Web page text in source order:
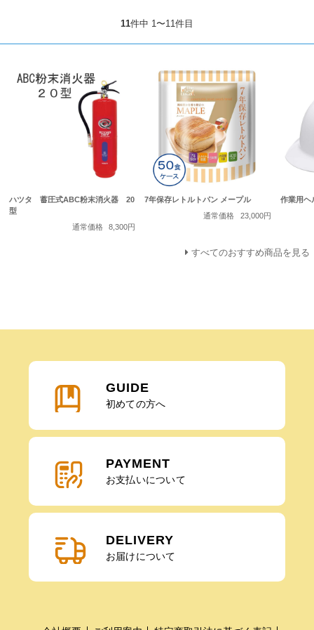
11件中 1〜11件目
ハツタ 蓄圧式ABC粉末消火器 20
型
通常価格
8,300円
7年保存レトルトパン メープル
通常価格
23,000円
作業用ヘ
すべてのおすすめ商品を見る
GUIDE
初めての方へ
PAYMENT
お支払いについて
DELIVERY
お届けについて